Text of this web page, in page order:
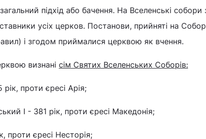
підхід або бачення. На Вселенські
усіх церков. Постанови, прийняті на
і згодом приймалися церквою як вчення.
визнані сім Святих Вселенських Соборів:
проти єресі Арія;
I - 381 рік, проти єресі Македонія;
проти єресі Несторія;